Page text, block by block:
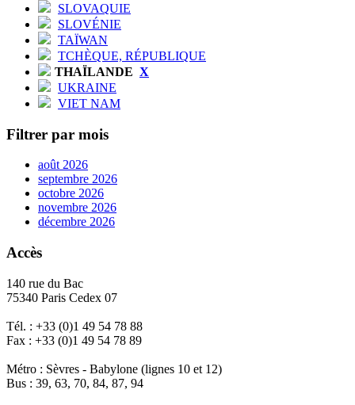
SLOVAQUIE
SLOVÉNIE
TAÏWAN
TCHÈQUE, RÉPUBLIQUE
THAÏLANDE X
UKRAINE
VIET NAM
Filtrer par mois
août 2026
septembre 2026
octobre 2026
novembre 2026
décembre 2026
Accès
140 rue du Bac
75340 Paris Cedex 07
Tél. : +33 (0)1 49 54 78 88
Fax : +33 (0)1 49 54 78 89
Métro : Sèvres - Babylone (lignes 10 et 12)
Bus : 39, 63, 70, 84, 87, 94